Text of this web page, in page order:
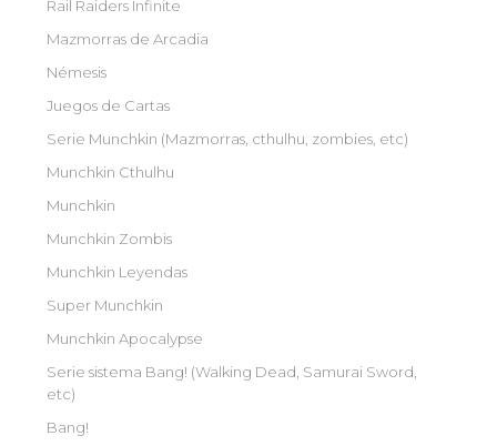
Rail Raiders Infinite
Mazmorras de Arcadia
Némesis
Juegos de Cartas
Serie Munchkin (Mazmorras, cthulhu, zombies, etc)
Munchkin Cthulhu
Munchkin
Munchkin Zombis
Munchkin Leyendas
Super Munchkin
Munchkin Apocalypse
Serie sistema Bang! (Walking Dead, Samurai Sword,
etc)
Bang!